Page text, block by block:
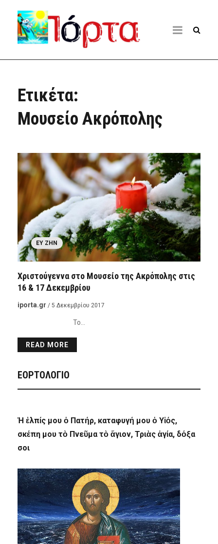
Ετικέτα:
Μουσείο Ακρόπολης
ΕΥ ΖΗΝ
Χριστούγεννα στο Μουσείο της Ακρόπολης στις
16 & 17 Δεκεμβρίου
iporta.gr / 5 Δεκεμβρίου 2017
Το…
READ MORE
ΕΟΡΤΟΛΟΓΙΟ
Ἡ ἐλπίς μου ὁ Πατήρ, καταφυγή μου ὁ Υἱός,
σκέπη μου τὸ Πνεῦμα τὸ ἅγιον, Τριὰς ἁγία, δόξα
σοι